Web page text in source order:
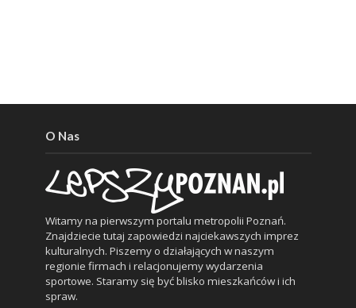
O Nas
Witamy na pierwszym portalu metropolii Poznań.
Znajdziecie tutaj zapowiedzi najciekawszych imprez
kulturalnych. Piszemy o działających w naszym
regionie firmach i relacjonujemy wydarzenia
sportowe. Staramy się być blisko mieszkańców i ich
spraw.